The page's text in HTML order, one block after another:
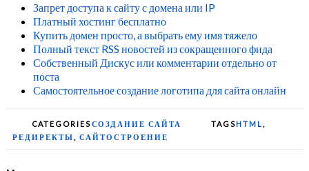
Запрет доступа к сайту с домена или IP
Платный хостинг бесплатно
Купить домен просто, а выбрать ему имя тяжело
Полный текст RSS новостей из сокращенного фида
Собственный Дискус или комментарии отдельно от
поста
Самостоятельное создание логотипа для сайта онлайн
CATEGORIESСОЗДАНИЕ САЙТА TAGSHTML
РЕДИРЕКТЫ
САЙТОСТРОЕНИЕ